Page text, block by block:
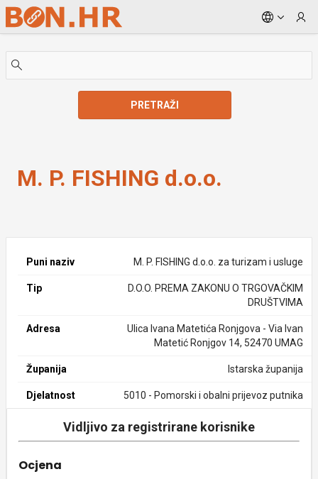
Skip to Main Content
PRETRAŽI
M. P. FISHING d.o.o.
Puni naziv M. P. FISHING d.o.o. za turizam i usluge
Tip
D.O.O. PREMA ZAKONU O TRGOVAČKIM
DRUŠTVIMA
Adresa
Ulica Ivana Matetića Ronjgova - Via Ivan
Matetić Ronjgov 14, 52470 UMAG
Županija Istarska županija
Djelatnost 5010 - Pomorski i obalni prijevoz putnika
Vidljivo za registrirane korisnike
Ocjena